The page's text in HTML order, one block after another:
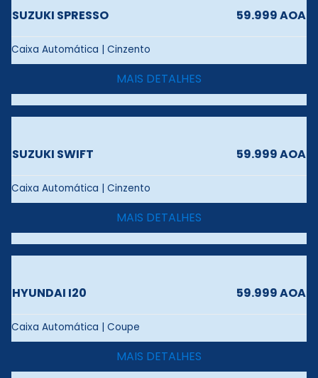
SUZUKI SPRESSO 59.999 AOA
Caixa Automática | Cinzento
MAIS DETALHES
SUZUKI SWIFT 59.999 AOA
Caixa Automática | Cinzento
MAIS DETALHES
HYUNDAI I20 59.999 AOA
Caixa Automática | Coupe
MAIS DETALHES